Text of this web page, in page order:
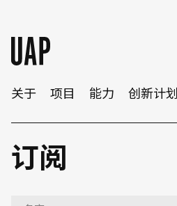
关于 项目 能力 创新计划
订阅